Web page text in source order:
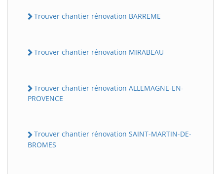
Trouver chantier rénovation BARREME
Trouver chantier rénovation MIRABEAU
Trouver chantier rénovation ALLEMAGNE-EN-
PROVENCE
Trouver chantier rénovation SAINT-MARTIN-DE-
BROMES